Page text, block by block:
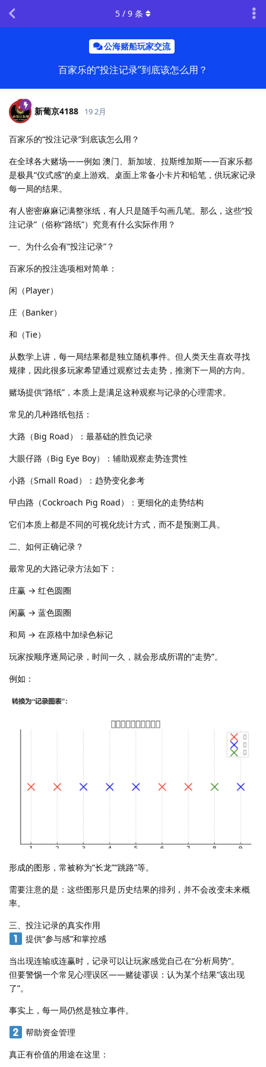
公海赌船玩家交流
百家乐的“投注记录”到底该怎么用？
5 / 9 条
新葡京4188 19 2月
百家乐的“投注记录”到底该怎么用？
在全球各大赌场——例如 澳门、新加坡、拉斯维加斯——百家乐都
是极具“仪式感”的桌上游戏。桌面上常备小卡片和铅笔，供玩家记录
每一局的结果。
有人密密麻麻记满整张纸，有人只是随手勾画几笔。那么，这些“投
注记录”（俗称“路纸”）究竟有什么实际作用？
一、为什么会有“投注记录”？
百家乐的投注选项相对简单：
闲（Player）
庄（Banker）
和（Tie）
从数学上讲，每一局结果都是独立随机事件。但人类天生喜欢寻找
规律，因此很多玩家希望通过观察过去走势，推测下一局的方向。
赌场提供“路纸”，本质上是满足这种观察与记录的心理需求。
常见的几种路纸包括：
大路（Big Road）：最基础的胜负记录
大眼仔路（Big Eye Boy）：辅助观察走势连贯性
小路（Small Road）：趋势变化参考
曱甴路（Cockroach Pig Road）：更细化的走势结构
它们本质上都是不同的可视化统计方式，而不是预测工具。
二、如何正确记录？
最常见的大路记录方法如下：
庄赢 → 红色圆圈
闲赢 → 蓝色圆圈
和局 → 在原格中加绿色标记
玩家按顺序逐局记录，时间一久，就会形成所谓的“走势”。
例如：
形成的图形，常被称为“长龙”“跳路”等。
需要注意的是：这些图形只是历史结果的排列，并不会改变未来概
率。
三、投注记录的真实作用
提供“参与感”和掌控感
当出现连输或连赢时，记录可以让玩家感觉自己在“分析局势”。
但要警惕一个常见心理误区——赌徒谬误：认为某个结果“该出现
了”。
事实上，每一局仍然是独立事件。
帮助资金管理
真正有价值的用途在这里：